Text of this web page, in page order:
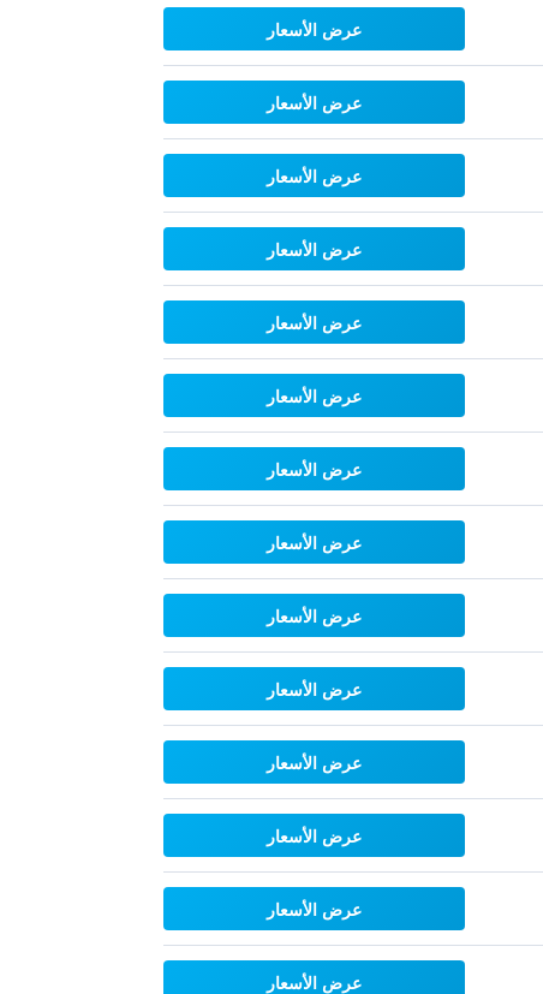
عرض الأسعار
عرض الأسعار
عرض الأسعار
عرض الأسعار
عرض الأسعار
عرض الأسعار
عرض الأسعار
عرض الأسعار
عرض الأسعار
عرض الأسعار
عرض الأسعار
عرض الأسعار
عرض الأسعار
عرض الأسعار